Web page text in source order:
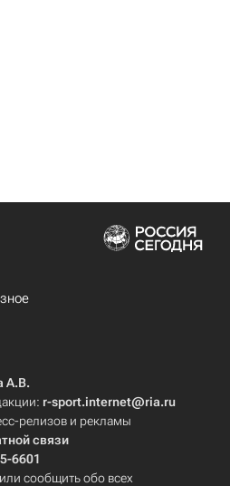
А.В.
r-sport.internet@ria.ru
релизов и рекламы
связи
6601
сообщить обо всех